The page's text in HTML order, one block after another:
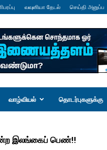
வவுனியா தேடல் செய்தி அனுப்ப
வாழ்வியல் தொடர்புகளுக்கு
இலங்கைப் பெண்!!